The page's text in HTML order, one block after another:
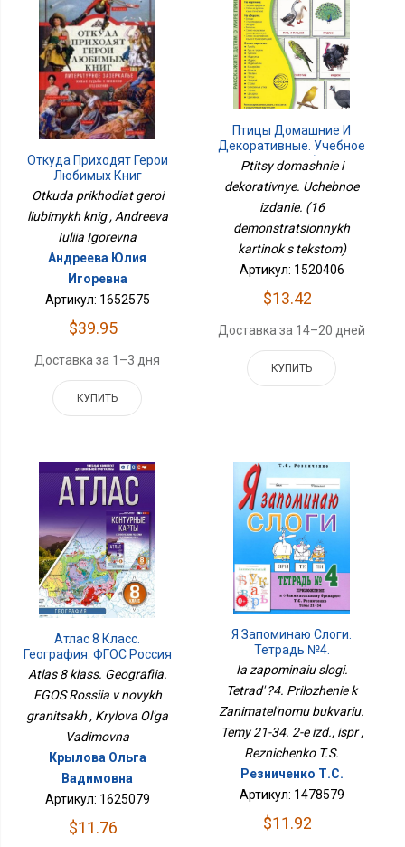
Откуда Приходят Герои
Любимых Книг
Otkuda prikhodiat geroi
liubimykh knig , Andreeva
Iuliia Igorevna
Андреева Юлия
Игоревна
Артикул: 1652575
$39.95
Доставка за 1–3 дня
КУПИТЬ
Птицы Домашние И
Декоративные. Учебное
Издание. (16
Демонстрационных
Картинок С Текстом)
Ptitsy domashnie i
dekorativnye. Uchebnoe
izdanie. (16
demonstratsionnykh
kartinok s tekstom)
Артикул: 1520406
$13.42
Доставка за 14–20 дней
КУПИТЬ
Атлас 8 Класс.
География. ФГОС Россия
В Новых Границах
Atlas 8 klass. Geografiia.
FGOS Rossiia v novykh
granitsakh , Krylova Ol'ga
Vadimovna
Крылова Ольга
Вадимовна
Артикул: 1625079
$11.76
Я Запоминаю Слоги.
Тетрадь №4.
Приложение К
Занимательному
Букварю. Темы 21-34. 2-
Е Изд., Испр
Ia zapominaiu slogi.
Tetrad' ?4. Prilozhenie k
Zanimatel'nomu bukvariu.
Temy 21-34. 2-e izd., ispr ,
Reznichenko T.S.
Резниченко Т.С.
Артикул: 1478579
$11.92